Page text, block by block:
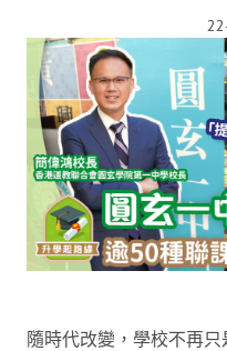
隨時代改變，學校不再